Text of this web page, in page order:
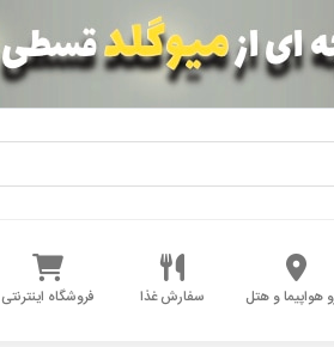
هواپیما و هتل سفارش غذا فروشگاه اینترنتی